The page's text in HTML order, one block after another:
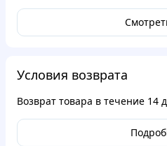
Условия возврата
Возврат товара в течение 14